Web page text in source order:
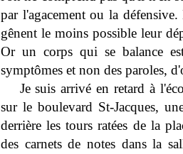
par l'agacement ou la
gênent le moins possible leur
Or un corps qui se balance
symptômes et non des paroles,
Je suis arrivé en retard à
sur le boulevard St-Jacques,
derrière les tours ratées de la
des carnets de notes dans la